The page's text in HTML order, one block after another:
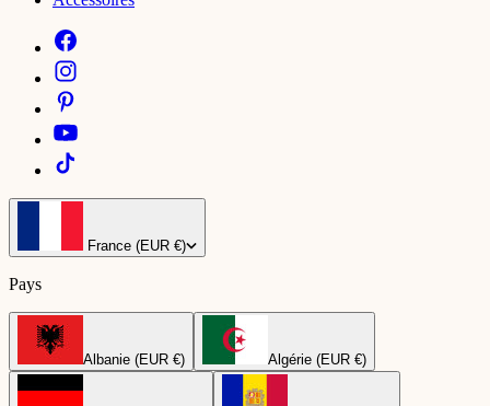
France (EUR €)
Pays
Albanie (EUR €) Algérie (EUR €)